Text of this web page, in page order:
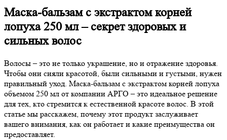
Маска-бальзам с экстрактом корней
лопуха 250 мл – секрет здоровых и
сильных волос
Волосы – это не только украшение, но и отражение здоровья.
Чтобы они сияли красотой, были сильными и густыми, нужен
правильный уход. Маска-бальзам с экстрактом корней лопуха
объемом 250 мл от компании АРГО – это идеальное решение
для тех, кто стремится к естественной красоте волос. В этой
статье мы расскажем, почему этот продукт заслуживает
вашего внимания, как он работает и какие преимущества он
предоставляет.